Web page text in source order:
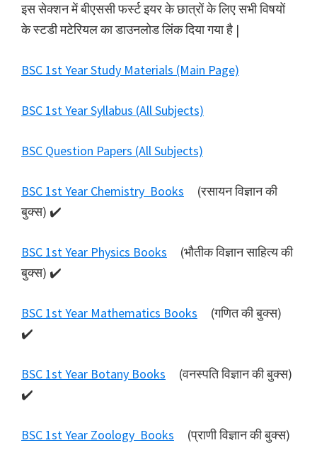
इस सेक्शन में बीएससी फर्स्ट इयर के छात्रों के लिए सभी विषयों
के स्टडी मटेरियल का डाउनलोड लिंक दिया गया है |
BSC 1st Year Study Materials (Main Page)
BSC 1st Year Syllabus (All Subjects)
BSC Question Papers (All Subjects)
BSC 1st Year Chemistry Books
(रसायन विज्ञान की
बुक्स) ✔️
BSC 1st Year Physics Books
(भौतीक विज्ञान साहित्य की
बुक्स) ✔️
BSC 1st Year Mathematics Books
(गणित की बुक्स)
✔️
BSC 1st Year Botany Books
(वनस्पति विज्ञान की बुक्स)
✔️
BSC 1st Year Zoology Books
(प्राणी विज्ञान की बुक्स)